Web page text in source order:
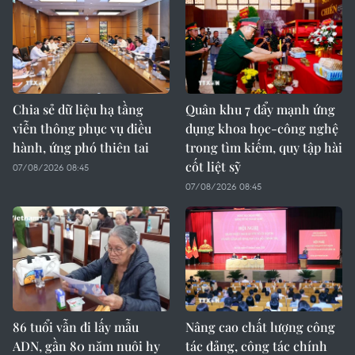
Chia sẻ dữ liệu hạ tầng
viễn thông phục vụ điều
hành, ứng phó thiên tai
07/08/2026 08:45
Quân khu 7 đẩy mạnh ứng
dụng khoa học-công nghệ
trong tìm kiếm, quy tập hài
cốt liệt sỹ
07/08/2026 08:45
86 tuổi vẫn đi lấy mẫu
ADN, gần 80 năm nuôi hy
Nâng cao chất lượng công
tác đảng, công tác chính